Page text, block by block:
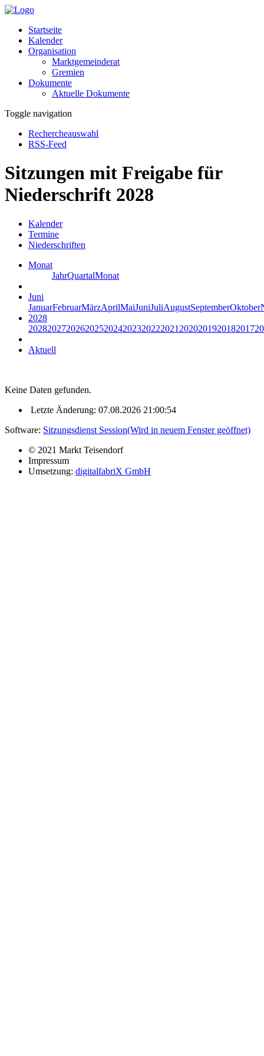
Startseite
Kalender
Organisation
Marktgemeinderat
Gremien
Dokumente
Aktuelle Dokumente
Toggle navigation
Rechercheauswahl
RSS-Feed
Sitzungen mit Freigabe für
Niederschrift 2028
Kalender
Termine
Niederschriften
Monat
JahrQuartalMonat
Juni
JanuarFebruarMärzAprilMaiJuniJuliAugustSeptemberOktober
2028
20282027202620252024202320222021 2020201920182017
Aktuell
Keine Daten gefunden.
Letzte Änderung: 07.08.2026 21:00:54
Software: Sitzungsdienst Session(Wird in neuem Fenster geöffnet)
© 2021 Markt Teisendorf
Impressum
Umsetzung: digitalfabriX GmbH